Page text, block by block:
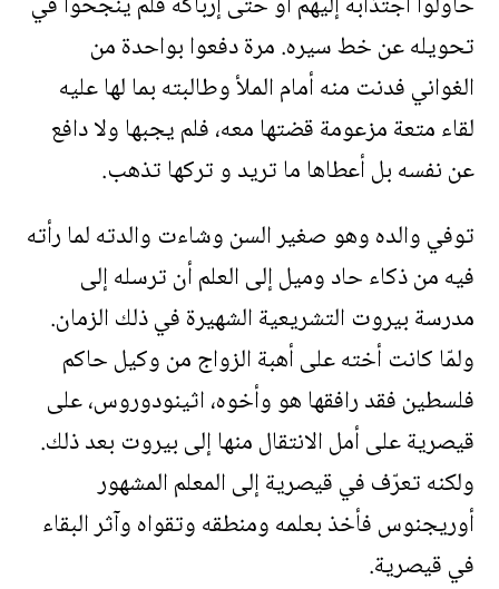
تحويله عن خط سيره. مرة دفعوا بواحدة من
الغواني فدنت منه أمام الملأ وطالبته بما لها عليه
لقاء متعة مزعومة قضتها معه، فلم يجبها ولا دافع
عن نفسه بل أعطاها ما تريد و تركها تذهب.
توفي والده وهو صغير السن وشاءت والدته لما رأته
فيه من ذكاء حاد وميل إلى العلم أن ترسله إلى
مدرسة بيروت التشريعية الشهيرة في ذلك الزمان.
ولمّا كانت أخته على أهبة الزواج من وكيل حاكم
فلسطين فقد رافقها هو وأخوه، اثينودوروس، على
قيصرية على أمل الانتقال منها إلى بيروت بعد ذلك.
ولكنه تعرّف في قيصرية إلى المعلم المشهور
أوريجنوس فأخذ بعلمه ومنطقه وتقواه وآثر البقاء
في قيصرية.